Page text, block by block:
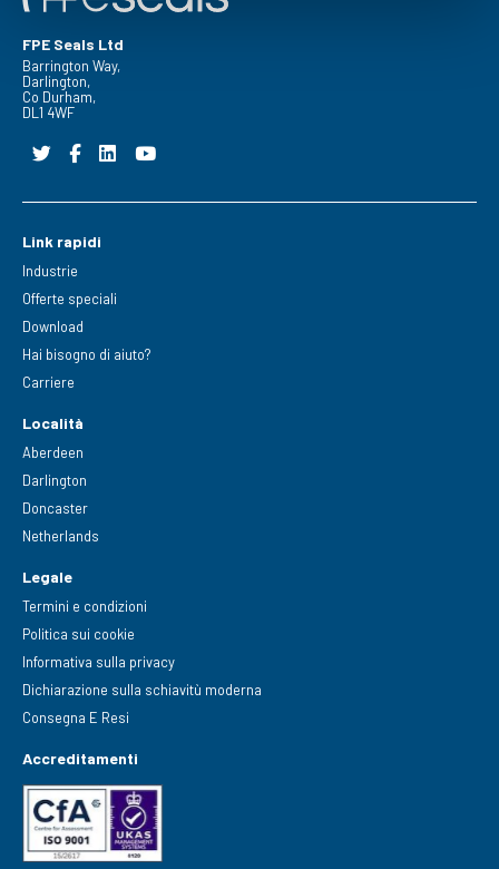
FPE Seals Ltd
Barrington Way,
Darlington,
Co Durham,
DL1 4WF
Link rapidi
Industrie
Offerte speciali
Download
Hai bisogno di aiuto?
Carriere
Località
Aberdeen
Darlington
Doncaster
Netherlands
Legale
Termini e condizioni
Politica sui cookie
Informativa sulla privacy
Dichiarazione sulla schiavitù moderna
Consegna E Resi
Accreditamenti